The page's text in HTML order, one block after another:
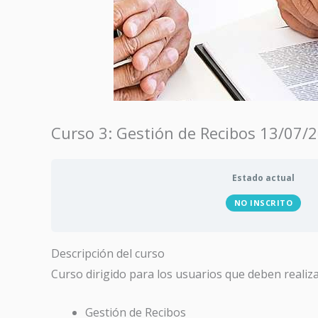
Curso 3: Gestión de Recibos 13/07/
Estado actual
NO INSCRITO
Descripción del curso
Curso dirigido para los usuarios que deben
Gestión de Recibos